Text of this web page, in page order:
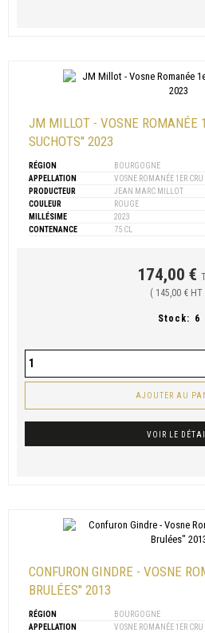
JM MILLOT - VOSNE ROMANÉE
SUCHOTS" 2023
RÉGION
BOURGOGNE
APPELLATION
VOSNE ROMANÉE 1ER CRU
PRODUCTEUR
JEAN MARC MILLOT
COULEUR
ROUGE
MILLÉSIME
2023
CONTENANCE
75 CL
174,00 €
( 145,00 € HT
Stock: 6
AJOUTER AU
VOIR LE
CONFURON GINDRE - VOSNE
BRULÉES" 2013
RÉGION
BOURGOGNE
APPELLATION
VOSNE ROMANÉE 1ER CRU